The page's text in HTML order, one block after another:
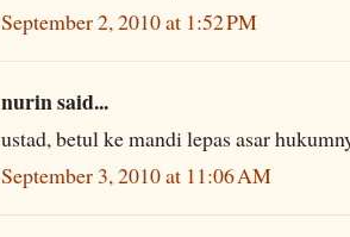
September 2, 2010 at 1:52 PM
nurin said...
ustad, betul ke mandi lepas asar
September 3, 2010 at 11:06 AM